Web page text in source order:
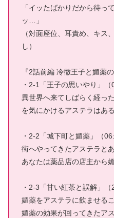
「イッたばかりだから待
ッ…」
（対面座位、耳責め、キス
し）
『2話前編 冷徹王子と媚薬の
・2-1「王子の思いやり」（
異世界へ来てしばらく経っ
を気にかけるアステラはあ
・2-2「城下町と媚薬」（
街へやってきたアステラとあ
あなたは薬品店の店主から
・2-3「甘い紅茶と誤解」（
媚薬をアステラに飲ませる
媚薬の効果が回ってきたア